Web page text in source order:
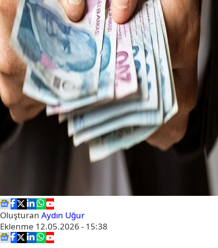
Oluşturan Aydın Uğur
Eklenme 12.05.2026 - 15:38